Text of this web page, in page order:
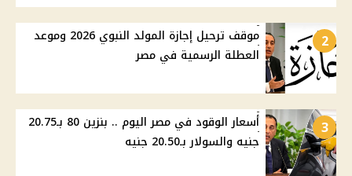
2
موقف ترحيل إجازة المولد النبوي 2026 وموعد
العطلة الرسمية في مصر
3
أسعار الوقود في مصر اليوم .. بنزين 80 بـ20.75
جنيه والسولار بـ20.50 جنيه